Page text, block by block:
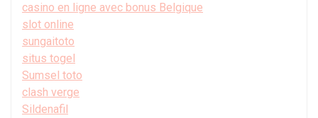
casino en ligne avec bonus Belgique
slot online
sungaitoto
situs togel
Sumsel toto
clash verge
Sildenafil